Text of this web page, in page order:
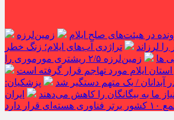
زمین‌لرزه
تراژدی آب‌های ایلام؛ زنگ خطر
ها
زمین‌لرزه ۲/۵ ریشتری مورموری را
/ یک متهم دستگیر شد
پزشکیان:
ما به بیگانگان را کاهش می‌دهند
ایران
قرار دارد